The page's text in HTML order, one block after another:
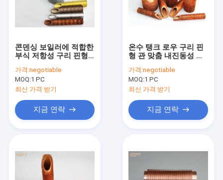
콘덴싱 보일러에 적합한
부식 저항성 구리 핀형
가격:negotiable
MOQ:1 PC
최신 가격 받기
지금 연락
온수 탱크 로우 구리 핀
형 관 맞춤 내진동성 안
가격:negotiable
MOQ:1 PC
최신 가격 받기
지금 연락